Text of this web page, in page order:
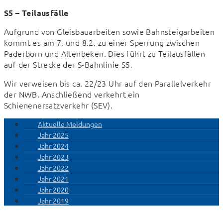
S5 – Teilausfälle
Aufgrund von Gleisbauarbeiten sowie Bahnsteigarbeiten
kommt es am 7. und 8.2. zu einer Sperrung zwischen
Paderborn und Altenbeken. Dies führt zu Teilausfällen
auf der Strecke der S-Bahnlinie S5.
Wir verweisen bis ca. 22/23 Uhr auf den Parallelverkehr
der NWB. Anschließend verkehrt ein
Schienenersatzverkehr (SEV).
Aktuelle Meldungen
Jahr 2025
Jahr 2024
Jahr 2023
Jahr 2022
Jahr 2021
Jahr 2020
Jahr 2019